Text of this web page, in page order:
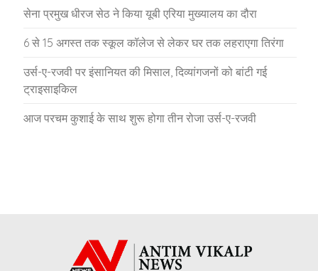
सेना प्रमुख धीरज सेठ ने किया यूबी एरिया मुख्यालय का दौरा
6 से 15 अगस्त तक स्कूल कॉलेज से लेकर घर तक लहराएगा तिरंगा
उर्स-ए-रजवी पर इंसानियत की मिसाल, दिव्यांगजनों को बांटी गई
ट्राइसाइकिल
आज परचम कुशाई के साथ शुरू होगा तीन रोजा उर्स-ए-रजवी